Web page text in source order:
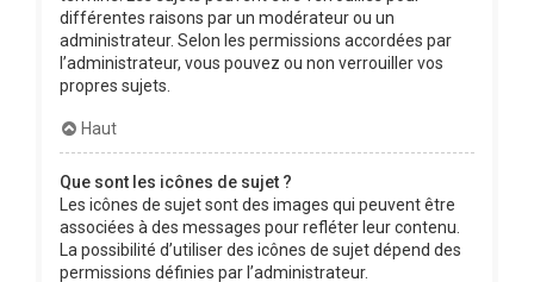
différentes raisons par un modérateur ou un
administrateur. Selon les permissions accordées par
l’administrateur, vous pouvez ou non verrouiller vos
propres sujets.
Haut
Que sont les icônes de sujet ?
Les icônes de sujet sont des images qui peuvent être
associées à des messages pour refléter leur contenu.
La possibilité d’utiliser des icônes de sujet dépend des
permissions définies par l’administrateur.